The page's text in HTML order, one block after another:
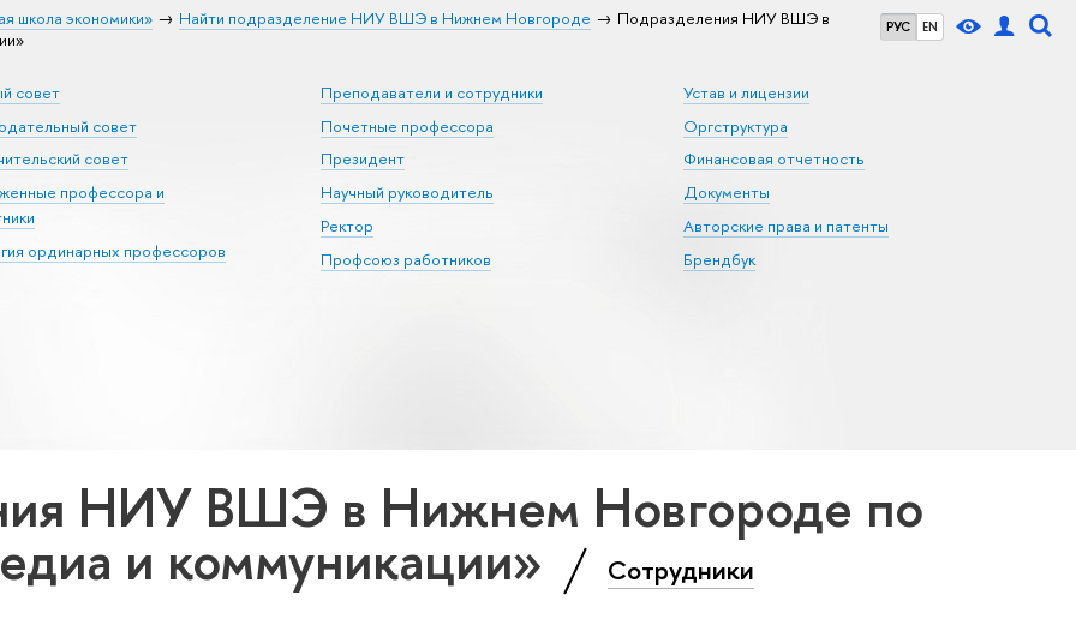
РУС EN
школа экономики» Найти подразделение НИУ ВШЭ в Нижнем Новгороде
Подразделения НИУ ВШЭ в
совет
совет
совет
профессора и
ординарных профессоров
Преподаватели и сотрудники
Почетные профессора
Президент
Научный руководитель
Ректор
Профсоюз работников
Устав и лицензии
Оргструктура
Финансовая отчетность
Документы
Авторские права и патенты
Брендбук
НИУ ВШЭ в Нижнем Новгороде по
и коммуникации» Сотрудники